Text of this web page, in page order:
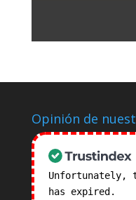
Opinión de
Unfortunately,
has expired.